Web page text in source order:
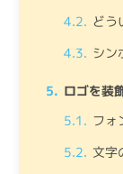
どう
シン
ロゴを装
フォ
文字